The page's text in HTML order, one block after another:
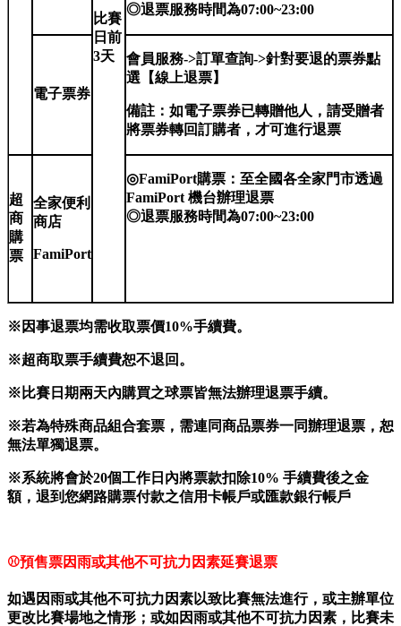
比賽
日前
3天
◎退票服務時間為07:00~23:00
電子票券
會員服務->訂單查詢->針對要退的票券點
選【線上退票】
備註：如電子票券已轉贈他人，請受贈者
將票券轉回訂購者，才可進行退票
超
商
購
票
全家便利
商店
FamiPort
◎FamiPort購票：至全國各全家門市透過
FamiPort 機台辦理退票
◎退票服務時間為07:00~23:00
※因事退票均需收取票價10%手續費。
※超商取票手續費恕不退回。
※比賽日期兩天內購買之球票皆無法辦理退票手續。
※若為特殊商品組合套票，需連同商品票券一同辦理退票，恕
無法單獨退票。
※系統將會於20個工作日內將票款扣除10% 手續費後之金
額，退到您網路購票付款之信用卡帳戶或匯款銀行帳戶
⚾預售票因雨或其他不可抗力因素延賽退票
如遇因雨或其他不可抗力因素以致比賽無法進行，或主辦單位
更改比賽場地之情形；或如因雨或其他不可抗力因素，比賽未